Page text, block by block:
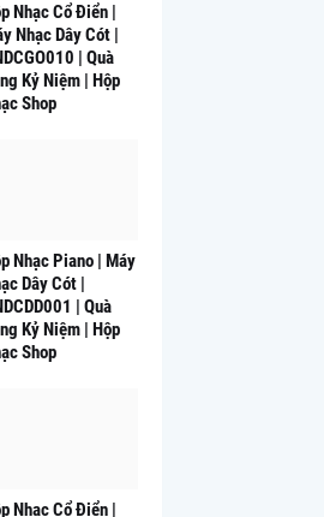
Nhạc Cổ Điển |
Nhạc Dây Cót |
| Quà
Kỷ Niệm | Hộp
Shop
Nhạc Piano | Máy
Dây Cót |
| Quà
Kỷ Niệm | Hộp
Shop
Nhạc Cổ Điển |